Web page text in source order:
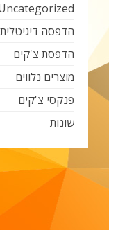
הדפסה דיגיטלית
הדפסת צ'קים
מוצרים נלווים
פנקסי צ'קים
שונות